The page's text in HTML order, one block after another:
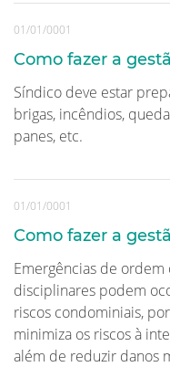
01/01/0001
Como fazer a
Síndico deve estar
brigas, incêndios,
panes, etc.
01/01/0001
Como fazer a
Emergências de
disciplinares podem
riscos condominiais,
minimiza os riscos à
além de reduzir danos